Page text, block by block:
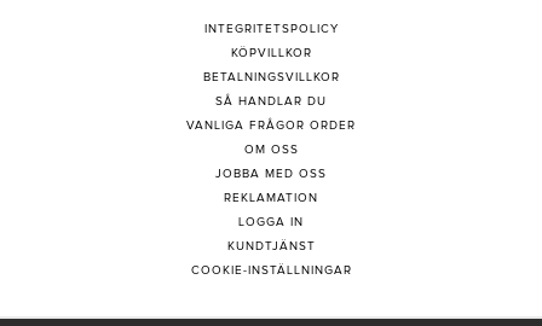
INTEGRITETSPOLICY
KÖPVILLKOR
BETALNINGSVILLKOR
SÅ HANDLAR DU
VANLIGA FRÅGOR ORDER
OM OSS
JOBBA MED OSS
REKLAMATION
LOGGA IN
KUNDTJÄNST
COOKIE-INSTÄLLNINGAR